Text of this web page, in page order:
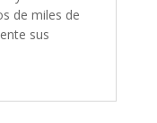
de miles de
sus